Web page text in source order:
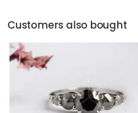
Customers also bought